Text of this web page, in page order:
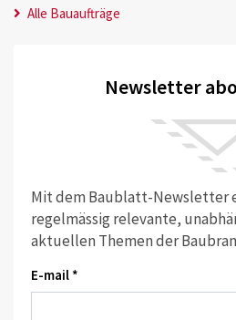
Alle Bauaufträge
Newsletter
Mit dem Baublatt-Newsletter
regelmässig relevante,
aktuellen Themen der
E-mail *